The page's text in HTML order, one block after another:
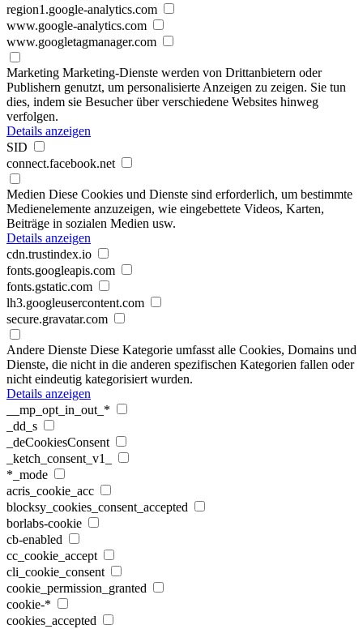
region1.google-analytics.com
www.google-analytics.com
www.googletagmanager.com
Marketing Marketing-Dienste werden von Drittanbietern oder
Publishern genutzt, um personalisierte Anzeigen zu zeigen. Sie tun
dies, indem sie Besucher über verschiedene Websites hinweg
verfolgen.
Details anzeigen
SID
connect.facebook.net
Medien Diese Cookies und Dienste sind erforderlich, um bestimmte
Medienelemente anzuzeigen, wie eingebettete Videos, Karten,
Beiträge in sozialen Medien usw.
Details anzeigen
cdn.trustindex.io
fonts.googleapis.com
fonts.gstatic.com
lh3.googleusercontent.com
secure.gravatar.com
Andere Dienste Diese Kategorie umfasst alle Cookies, Domains und
Dienste, die nicht in die anderen spezifischen Kategorien fallen oder
nicht eindeutig kategorisiert wurden.
Details anzeigen
__mp_opt_in_out_*
_dd_s
_deCookiesConsent
_ketch_consent_v1_
*_mode
acris_cookie_acc
blocksy_cookies_consent_accepted
borlabs-cookie
cb-enabled
cc_cookie_accept
cli_cookie_consent
cookie_permission_granted
cookie-*
cookies_accepted